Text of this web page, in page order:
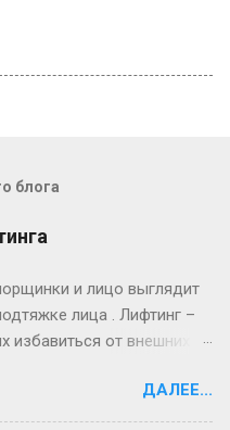
блога
и лицо выглядит
лица . Лифтинг –
от внешних
уход и так
кожа теряет
ДАЛЕЕ...